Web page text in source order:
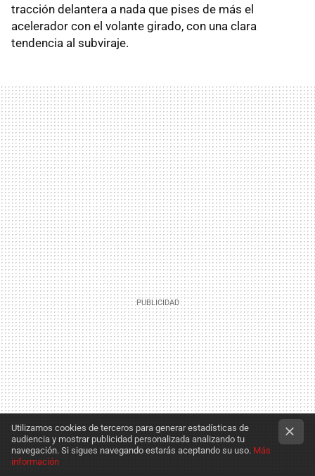
tracción delantera a nada que pises de más el
acelerador con el volante girado, con una clara
tendencia al subviraje.
Utilizamos cookies de terceros para generar estadísticas de
audiencia y mostrar publicidad personalizada analizando tu
navegación. Si sigues navegando estarás aceptando su uso. Más
información